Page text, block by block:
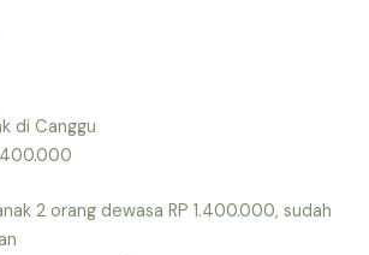
di Canggu
2 orang dewasa RP 1.400.000, sudah